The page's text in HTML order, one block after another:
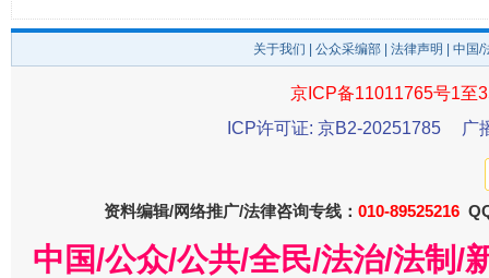
关于我们 公众采编部 法律声明 | 中国
京ICP备11011765号1至
ICP许可证: 京B2-20251785
广
资料编辑/网络推广/法律咨询专线： 010-89525216
中国/公众/公共/全民/法治/法制/